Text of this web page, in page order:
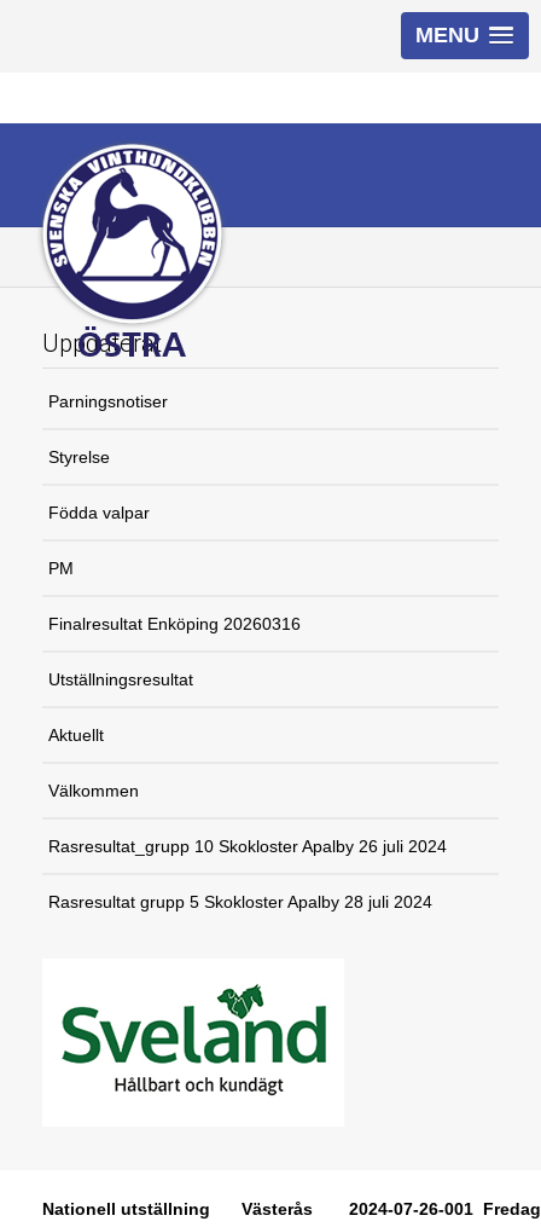
MENU
Uppdaterat
Parningsnotiser
Styrelse
Födda valpar
PM
Finalresultat Enköping 20260316
Utställningsresultat
Aktuellt
Välkommen
Rasresultat_grupp 10 Skokloster Apalby 26 juli 2024
Rasresultat grupp 5 Skokloster Apalby 28 juli 2024
Nationell utställning Västerås
2024-07-26-001 Fredag